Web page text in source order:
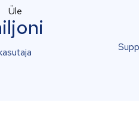
Üle